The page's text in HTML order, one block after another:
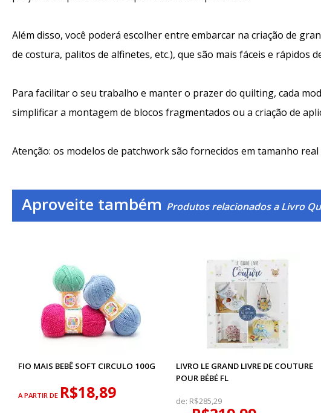
Além disso, você poderá escolher entre embarcar na criação de
de costura, palitos de alfinetes, etc.), que são mais fáceis e rápidos
Para facilitar o seu trabalho e manter o prazer do quilting, cada
simplificar a montagem de blocos fragmentados ou a criação de
Atenção: os modelos de patchwork são fornecidos em tamanho
Aproveite também Produtos relacionados a Livro
FIO MAIS BEBÊ SOFT CIRCULO 100G
A PARTIR DE R$18,89
LIVRO LE GRAND LIVRE DE COUTURE
POUR BÉBÉ FL
de: R$285,29